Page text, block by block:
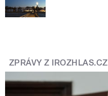
ZPRÁVY Z IROZHLAS.CZ